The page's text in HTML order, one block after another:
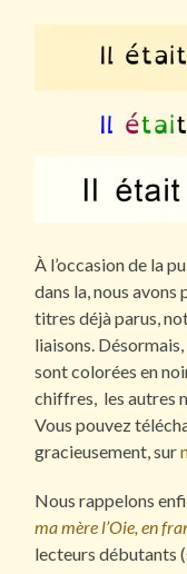
À l’occasion de la
dans la, nous
titres déjà parus,
liaisons.
sont colorées en
chiffres, les autres
Vous pouvez
gracieusement, sur
Nous rappelons
ma mère l’Oie, en
lecteurs débutants